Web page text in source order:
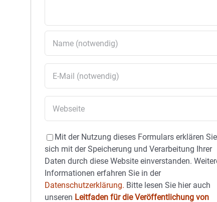
Mit der Nutzung dieses Formulars erklären Sie
sich mit der Speicherung und Verarbeitung Ihrer
Daten durch diese Website einverstanden.
Informationen erfahren Sie in der
Datenschutzerklärung. Bitte lesen Sie hier auch
unseren Leitfaden für die Veröffentlichung von